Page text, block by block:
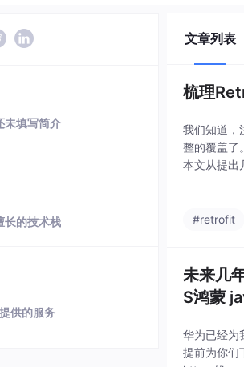
未填写简介
长的技术栈
供的服务
文章列表
梳理
我们知道，
整的覆盖了
本文从提出
#retrofit
未来几
S鸿蒙
华为已经为
提前为你们